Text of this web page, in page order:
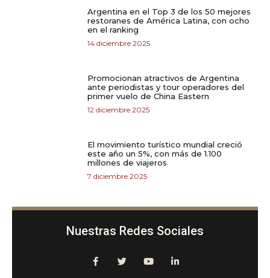
Argentina en el Top 3 de los 50 mejores
restoranes de América Latina, con ocho
en el ranking
14 diciembre 2025
Promocionan atractivos de Argentina
ante periodistas y tour operadores del
primer vuelo de China Eastern
12 diciembre 2025
El movimiento turístico mundial creció
este año un 5%, con más de 1.100
millones de viajeros
7 diciembre 2025
Nuestras Redes Sociales